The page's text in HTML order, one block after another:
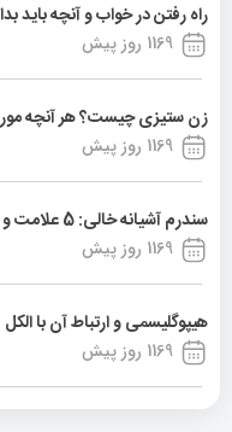
راه رفتن در خواب و آنچه باید
1169 روز پیش
زن ستیزی چیست؟ هر آنچه
1169 روز پیش
سندرم آشیانه خالی: 5 علامت و نشانه آن
1169 روز پیش
هیپوگلیسمی و ارتباط آن با الکل
1169 روز پیش